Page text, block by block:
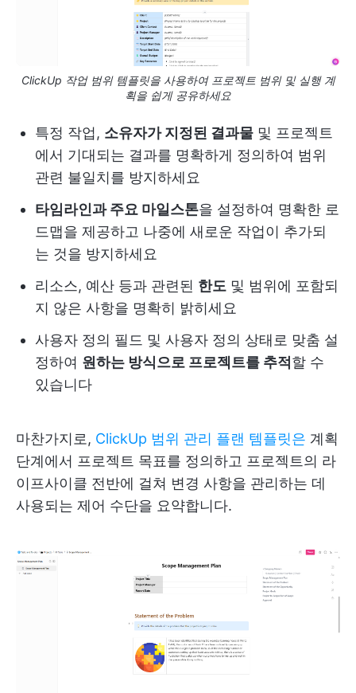
ClickUp 작업 범위 템플릿을 사용하여 프로젝트 범위 및 실행 계
획을 쉽게 공유하세요
특정 작업, 소유자가 지정된 결과물 및 프로젝트
에서 기대되는 결과를 명확하게 정의하여 범위
관련 불일치를 방지하세요
타임라인과 주요 마일스톤을 설정하여 명확한 로
드맵을 제공하고 나중에 새로운 작업이 추가되
는 것을 방지하세요
리소스, 예산 등과 관련된 한도 및 범위에 포함되
지 않은 사항을 명확히 밝히세요
사용자 정의 필드 및 사용자 정의 상태로 맞춤 설
정하여 원하는 방식으로 프로젝트를 추적 할 수
있습니다
마찬가지로, ClickUp 범위 관리 플랜 템플릿은 계획
단계에서 프로젝트 목표를 정의하고 프로젝트의 라
이프사이클 전반에 걸쳐 변경 사항을 관리하는 데
사용되는 제어 수단을 요약합니다.